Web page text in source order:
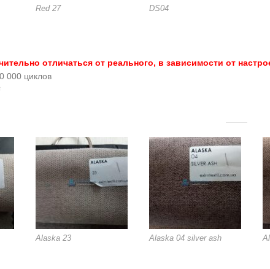
Red 27 DS04
отличаться от реального, в зависимости от
000 циклов
Alaska 23 Alaska 04 silver ash